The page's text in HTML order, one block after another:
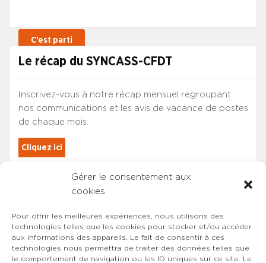
Gérer le consentement aux
cookies
Pour offrir les meilleures expériences, nous utilisons des
technologies telles que les cookies pour stocker et/ou accéder
aux informations des appareils. Le fait de consentir à ces
technologies nous permettra de traiter des données telles que
le comportement de navigation ou les ID uniques sur ce site. Le
Le récap du SYNCASS-CFDT
Inscrivez-vous à notre récap mensuel regroupant
nos communications et les avis de vacance de postes
de chaque mois.
Cliquez ici
Les adhérents du SYNCASS-CFDT
sont automatiquement inscrits.